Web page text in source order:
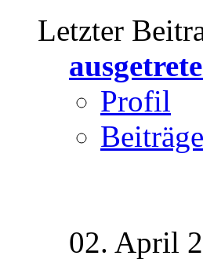
Letzter
Profil
02. April